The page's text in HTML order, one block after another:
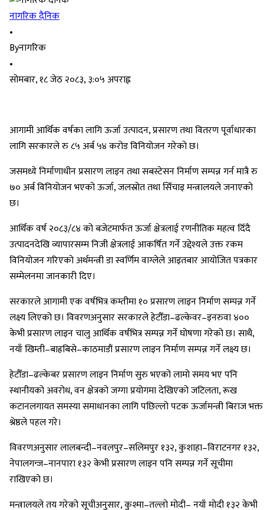
नागरिक दैनिक
•
Byनागरिक
•
सोमबार, १८ जेठ २०८३, ३:०५ अपराह्न
आगामी आर्थिक वर्षका लागि ऊर्जा उत्पादन, प्रसारण तथा वितरण पूर्वाधारका
लागि सरकारले रु ८५ अर्ब ५४ करोड विनियोजन गरेको छ।
जसमध्ये निर्माणाधीन प्रसारण लाइन तथा सबस्टेसन निर्माण सम्पन्न गर्न मात्रै रु
७० अर्ब विनियोजन भएको ऊर्जा, जलस्रोत तथा सिँचाइ मन्त्रालयले जनाएको
छ।
आर्थिक वर्ष २०८३/८४ को बजेटमार्फत ऊर्जा क्षेत्रलाई रणनीतिक महत्व दिँदै
उत्पादनदेखि व्यापारसम्म निजी क्षेत्रलाई आकर्षित गर्ने उद्देश्यले उक्त रकम
विनियोजन गरिएको अर्थमन्त्री डा स्वर्णिम वाग्लेले आइतबार आयोजित पत्रकार
सम्मेलनमा जानकारी दिए।
सरकारले आगामी एक वर्षभित्र कम्तीमा १० प्रसारण लाइन निर्माण सम्पन्न गर्ने
लक्ष्य लिएको छ। विवरणअनुसार सरकारले हेटौँडा–ढल्केवर–इनरुवा ४००
केभी प्रसारण लाइन चालु आर्थिक वर्षभित्र सम्पन्न गर्ने घोषणा गरेको छ। साथै,
नयाँ खिम्ती–बाह्रबिसे–काठमाडौं प्रसारण लाइन निर्माण सम्पन्न गर्ने लक्ष्य छ।
हेटौँडा–ढल्केबर प्रसारण लाइन निर्माण सुरु भएको लामो समय भए पनि
स्थानीयको अवरोध, वन क्षेत्रको जग्गा प्रयोगमा देखिएको जटिलता, रूख
कटानलगायत समस्या समाधानका लागि पछिल्लो पटक ऊर्जामन्त्री बिराज भक्त
श्रेष्ठले पहल गरे।
विवरणअनुसार लालबन्दी–नवलपुर–सलिमपुर १३२, कुशाहा–विराटनगर १३२,
नेपालगन्ज–नानपारा १३२ केभी प्रसारण लाइन पनि सम्पन्न गर्ने सूचीमा
राखिएको छ।
मन्त्रालयले तय गरेको सूचीअनुसार, कुश्मा–तल्लो मोदी– नयाँ मोदी १३२ केभी